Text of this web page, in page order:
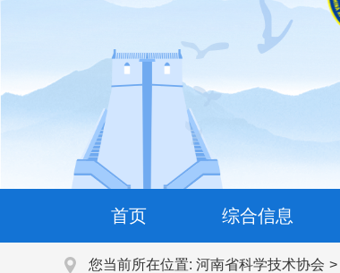
首页 综合信息
您当前所在位置: 河南省科学技术协会